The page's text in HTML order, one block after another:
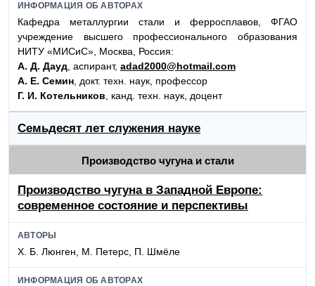
ИНФОРМАЦИЯ ОБ АВТОРАХ
Кафедра металлургии стали и ферросплавов, ФГАО
учреждение высшего профессионального образования
НИТУ «МИСиС», Москва, Россия:
А. Д. Дауд, аспирант, adad2000@hotmail.com
А. Е. Семин, докт. техн. наук, профессор
Г. И. Котельников, канд. техн. наук, доцент
Семьдесят лет служения науке
Производство чугуна и стали
Производство чугуна в Западной Европе:
современное состояние и перспективы
АВТОРЫ
Х. Б. Люнген, М. Петерс, П. Шмёле
ИНФОРМАЦИЯ ОБ АВТОРАХ